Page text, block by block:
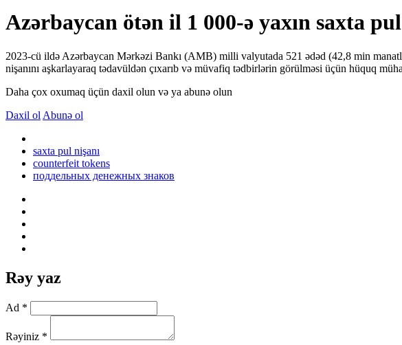
Azərbaycan ötən il 1 000-ə yaxın saxta
2023-cü ildə Azərbaycan Mərkəzi Bankı (AMB) milli valyutada 521 ədəd (42,8 min
nişanını aşkarlayaraq tədavüldən çıxarıb və müvafiq tədbirlərin görülməsi üçün hüquq
Daha çox oxumaq üçün daxil olun və ya abunə olun
Daxil ol Abunə ol
saxta pul nişanı
counterfeit tokens
поддельных денежных знаков
Rəy yaz
Ad *
Rəyiniz *